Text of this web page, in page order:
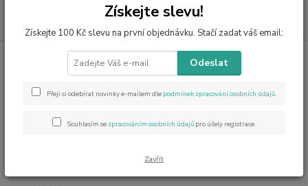
Kategorie blogu
Štítky blogu
Získejte slevu!
Získejte 100 Kč slevu na první objednávku. Stačí zadat váš email:
Odeslat
Přeji si odebírat novinky e-mailem dle podmínek zpracování osobních údajů.
Souhlasím se zpracováním osobních údajů pro účely registrace.
Zavřít